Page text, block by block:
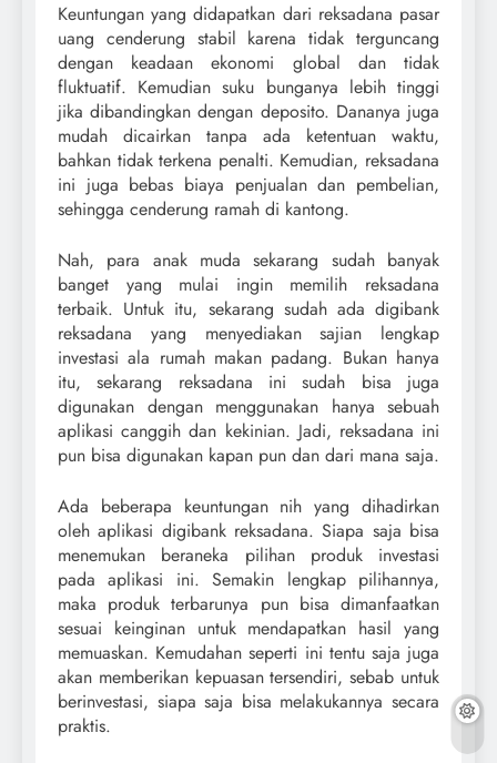
Keuntungan yang didapatkan dari reksadana pasar
uang cenderung stabil karena tidak terguncang
dengan keadaan ekonomi global dan tidak
fluktuatif. Kemudian suku bunganya lebih tinggi
jika dibandingkan dengan deposito. Dananya juga
mudah dicairkan tanpa ada ketentuan waktu,
bahkan tidak terkena penalti. Kemudian, reksadana
ini juga bebas biaya penjualan dan pembelian,
sehingga cenderung ramah di kantong.
Nah, para anak muda sekarang sudah banyak
banget yang mulai ingin memilih reksadana
terbaik. Untuk itu, sekarang sudah ada digibank
reksadana yang menyediakan sajian lengkap
investasi ala rumah makan padang. Bukan hanya
itu, sekarang reksadana ini sudah bisa juga
digunakan dengan menggunakan hanya sebuah
aplikasi canggih dan kekinian. Jadi, reksadana ini
pun bisa digunakan kapan pun dan dari mana saja.
Ada beberapa keuntungan nih yang dihadirkan
oleh aplikasi digibank reksadana. Siapa saja bisa
menemukan beraneka pilihan produk investasi
pada aplikasi ini. Semakin lengkap pilihannya,
maka produk terbarunya pun bisa dimanfaatkan
sesuai keinginan untuk mendapatkan hasil yang
memuaskan. Kemudahan seperti ini tentu saja juga
akan memberikan kepuasan tersendiri, sebab untuk
berinvestasi, siapa saja bisa melakukannya secara
praktis.